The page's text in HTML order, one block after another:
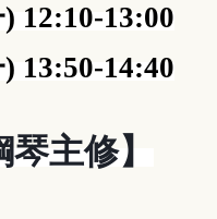
) 12:10-13:00
) 13:50-14:40
琴主修】